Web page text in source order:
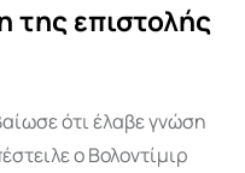
της επιστολής
ότι έλαβε γνώση
ο Βολοντίμιρ